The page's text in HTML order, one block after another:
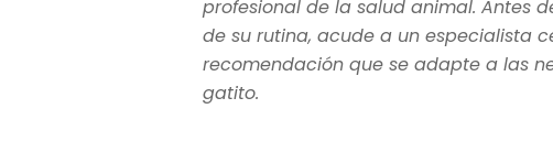
profesional de la salud animal. Antes
de su rutina, acude a un especialista
recomendación que se adapte a las
gatito.